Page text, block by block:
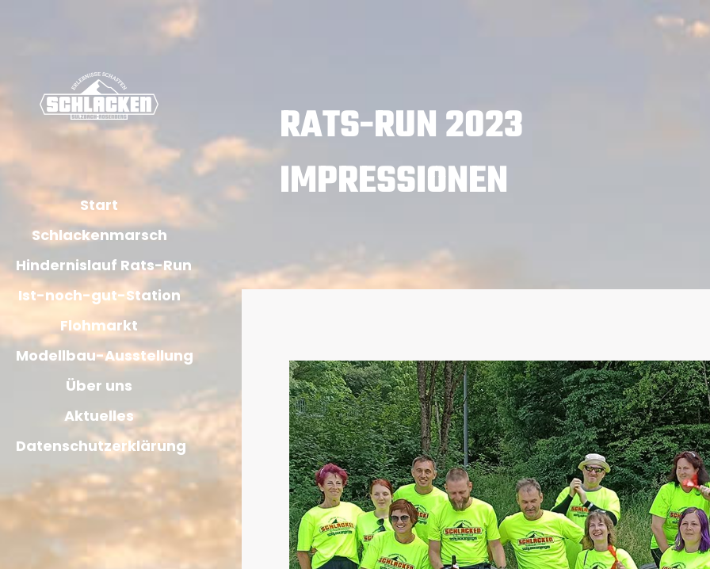
Start
Schlackenmarsch
Hindernislauf Rats-Run
Ist-noch-gut-Station
Flohmarkt
Modellbau-Ausstellung
Über uns
Aktuelles
Datenschutzerklärung
RATS-RUN 2023
IMPRESSIONEN